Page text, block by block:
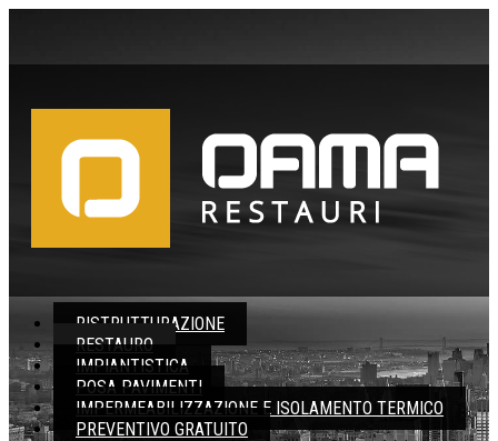
RISTRUTTURAZIONE
RESTAURO
IMPIANTISTICA
POSA PAVIMENTI
IMPERMEABILIZZAZIONE E ISOLAMENTO TERMICO
PREVENTIVO GRATUITO